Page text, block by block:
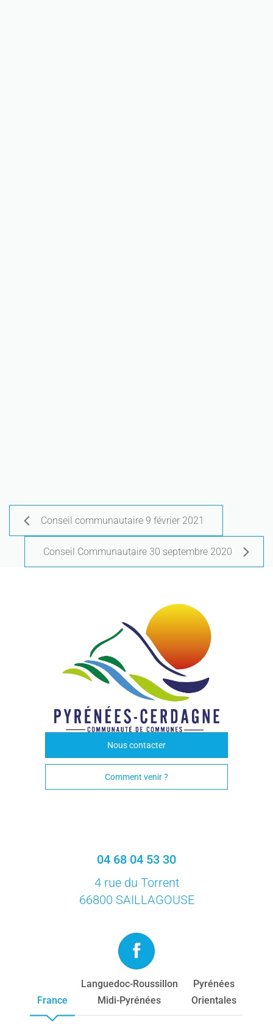
Conseil communautaire 9 février 2021
Conseil Communautaire 30 septembre 2020
Nous contacter
Comment venir ?
04 68 04 53 30
4 rue du Torrent
66800 SAILLAGOUSE
France
Languedoc-Roussillon
Midi-Pyrénées
Pyrénées
Orientales